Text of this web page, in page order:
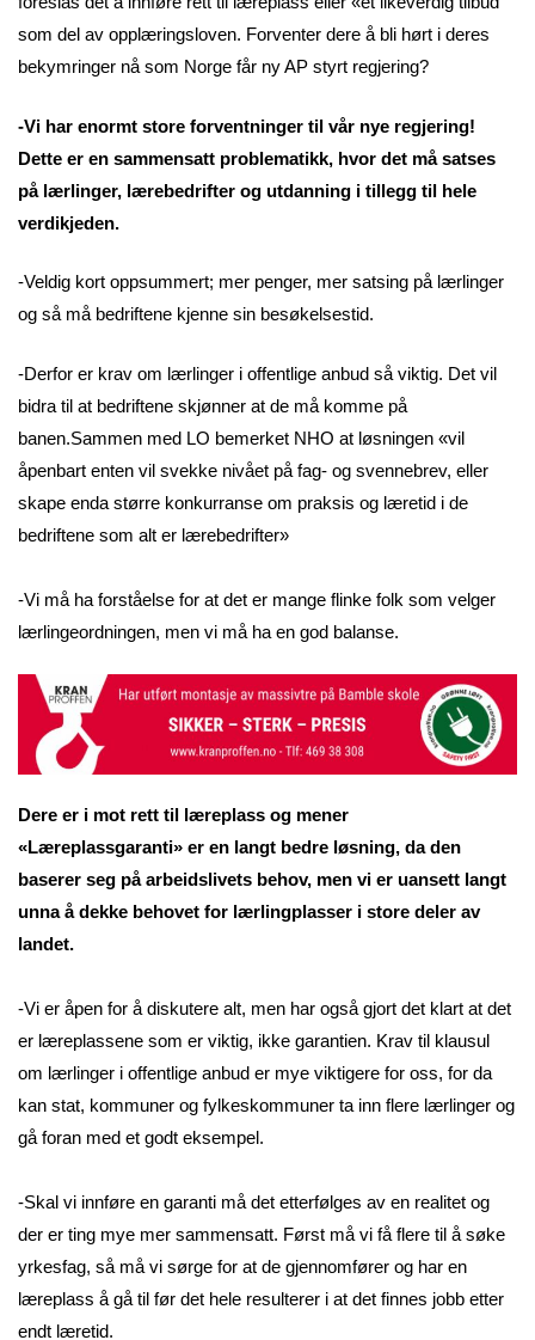
som del av opplæringsloven. Forventer dere å bli hørt i deres
bekymringer nå som Norge får ny AP styrt regjering?
-Vi har enormt store forventninger til vår nye regjering!
Dette er en sammensatt problematikk, hvor det må satses
på lærlinger, lærebedrifter og utdanning i tillegg til hele
verdikjeden.
-Veldig kort oppsummert; mer penger, mer satsing på lærlinger
og så må bedriftene kjenne sin besøkelsestid.
-Derfor er krav om lærlinger i offentlige anbud så viktig. Det vil
bidra til at bedriftene skjønner at de må komme på
banen.Sammen med LO bemerket NHO at løsningen «vil
åpenbart enten vil svekke nivået på fag- og svennebrev, eller
skape enda større konkurranse om praksis og læretid i de
bedriftene som alt er lærebedrifter»
-Vi må ha forståelse for at det er mange flinke folk som velger
lærlingeordningen, men vi må ha en god balanse.
Dere er i mot rett til læreplass og mener
«Læreplassgaranti» er en langt bedre løsning, da den
baserer seg på arbeidslivets behov, men vi er uansett langt
unna å dekke behovet for lærlingplasser i store deler av
landet.
-Vi er åpen for å diskutere alt, men har også gjort det klart at det
er læreplassene som er viktig, ikke garantien. Krav til klausul
om lærlinger i offentlige anbud er mye viktigere for oss, for da
kan stat, kommuner og fylkeskommuner ta inn flere lærlinger og
gå foran med et godt eksempel.
-Skal vi innføre en garanti må det etterfølges av en realitet og
der er ting mye mer sammensatt. Først må vi få flere til å søke
yrkesfag, så må vi sørge for at de gjennomfører og har en
læreplass å gå til før det hele resulterer i at det finnes jobb etter
endt læretid.